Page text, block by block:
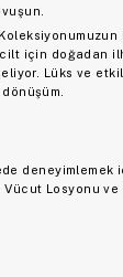
için doğadan
Lüks ve
deneyimlemek
Losyonu ve